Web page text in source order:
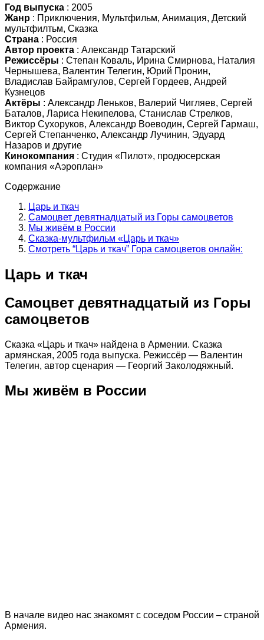
Год выпуска : 2005
Жанр : Приключения, Мультфильм, Анимация, Детский
мультфилтьм, Сказка
Страна : Россия
Автор проекта : Александр Татарский
Режиссёры : Степан Коваль, Ирина Смирнова, Наталия
Чернышева, Валентин Телегин, Юрий Пронин,
Владислав Байрамгулов, Сергей Гордеев, Андрей
Кузнецов
Актёры : Александр Леньков, Валерий Чигляев, Сергей
Баталов, Лариса Некипелова, Станислав Стрелков,
Виктор Сухоруков, Александр Воеводин, Сергей Гармаш,
Сергей Степанченко, Александр Лучинин, Эдуард
Назаров и другие
Кинокомпания : Студия «Пилот», продюсерская
компания «Аэроплан»
Содержание
Царь и ткач
Самоцвет девятнадцатый из Горы самоцветов
Мы живём в России
Сказка-мультфильм «Царь и ткач»
Смотреть “Царь и ткач” Гора самоцветов онлайн:
Царь и ткач
Самоцвет девятнадцатый из Горы
самоцветов
Сказка «Царь и ткач» найдена в Армении. Сказка
армянская, 2005 года выпуска. Режиссёр — Валентин
Телегин, автор сценария — Георгий Заколодяжный.
Мы живём в России
В начале видео нас знакомят с соседом России – страной
Армения.